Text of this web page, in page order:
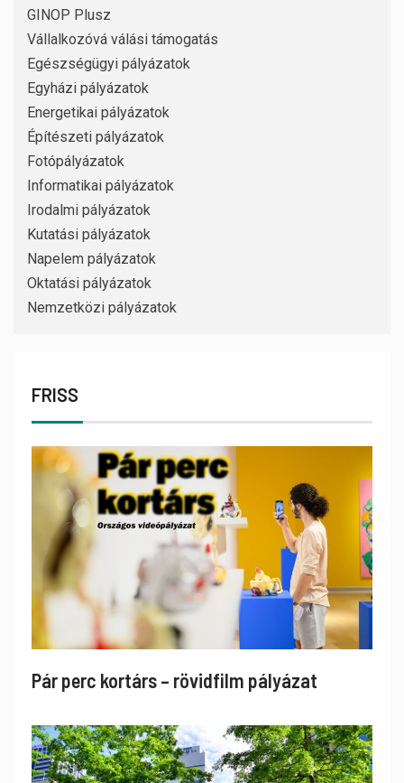
GINOP Plusz
Vállalkozóvá válási támogatás
Egészségügyi pályázatok
Egyházi pályázatok
Energetikai pályázatok
Építészeti pályázatok
Fotópályázatok
Informatikai pályázatok
Irodalmi pályázatok
Kutatási pályázatok
Napelem pályázatok
Oktatási pályázatok
Nemzetközi pályázatok
FRISS
Pár perc kortárs – rövidfilm pályázat